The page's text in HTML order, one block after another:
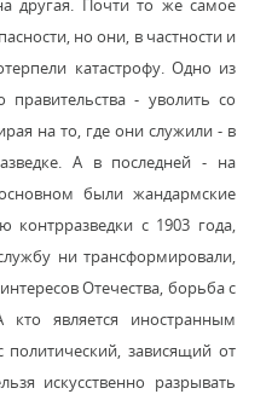
другая. Почти то же самое
но они, в частности и
катастрофу. Одно из
- уволить со
на то, где они служили - в
А в последней - на
были жандармские
с 1903 года,
ни трансформировали,
Отечества, борьба с
является иностранным
зависящий от
искусственно разрывать